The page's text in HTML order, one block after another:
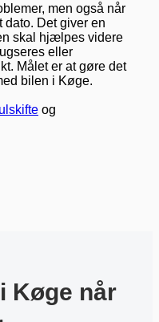
men også når
Det giver en
skal hjælpes videre
eller
Målet er at gøre det
bilen i Køge.
og
Køge når